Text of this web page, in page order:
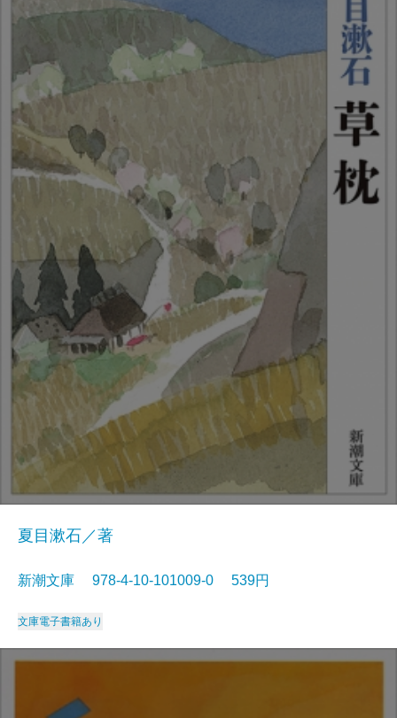
夏目漱石／著
新潮文庫 978-4-10-101009-0 539円
文庫電子書籍あり